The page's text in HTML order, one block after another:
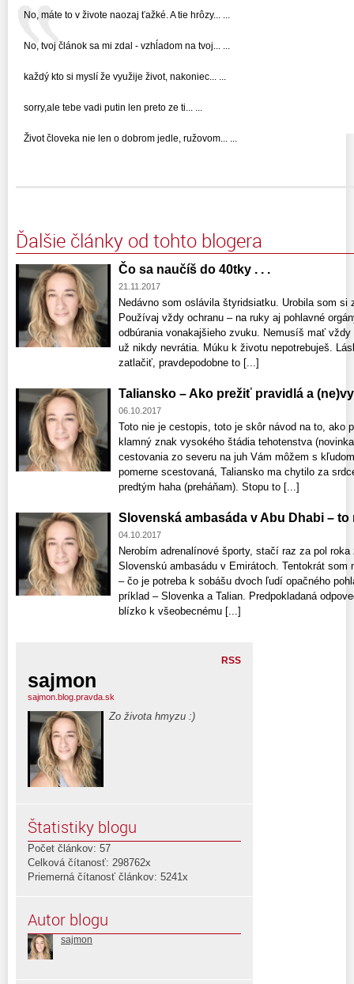
No, máte to v živote naozaj ťažké. A tie hrôzy... ...
No, tvoj článok sa mi zdal - vzhĺadom na tvoj... ...
každý kto si myslí že využije život, nakoniec... ...
sorry,ale tebe vadi putin len preto ze ti... ...
Život človeka nie len o dobrom jedle, ružovom... ...
Ďalšie články od tohto blogera
Čo sa naučíš do 40tky . . .
21.11.2017
Nedávno som oslávila štyridsiatku. Urobila som
Používaj vždy ochranu – na ruky aj pohlavné
odbúrania vonakajšieho zvuku. Nemusíš mať
už nikdy nevrátia. Múku k životu nepotrebuješ.
zatlačiť, pravdepodobne to [...]
Taliansko – Ako prežiť pravidlá a
06.10.2017
Toto nie je cestopis, toto je skôr návod na to, ako
klamný znak vysokého štádia tehotenstva
cestovania zo severu na juh Vám môžem s
pomerne scestovaná, Taliansko ma chytilo za
predtým haha (preháňam). Stopu to [...]
Slovenská ambasáda v Abu Dhabi –
04.10.2017
Nerobím adrenalínové športy, stačí raz za pol
Slovenskú ambasádu v Emirátoch. Tentokrát som
– čo je potreba k sobášu dvoch ľudí opačného
príklad – Slovenka a Talian. Predpokladaná
blízko k všeobecnému [...]
RSS
sajmon
sajmon.blog.pravda.sk
Zo života hmyzu :)
Štatistiky blogu
Počet článkov: 57
Celková čítanosť: 298762x
Priemerná čítanosť článkov: 5241x
Autor blogu
sajmon